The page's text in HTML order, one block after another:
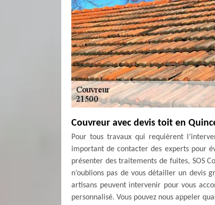
Couvreur avec devis toit en
Pour tous travaux qui requièrent
important de contacter des experts pour
présenter des traitements de fuites, SOS
n’oublions pas de vous détailler un
artisans peuvent intervenir pour vous
personnalisé. Vous pouvez nous appeler